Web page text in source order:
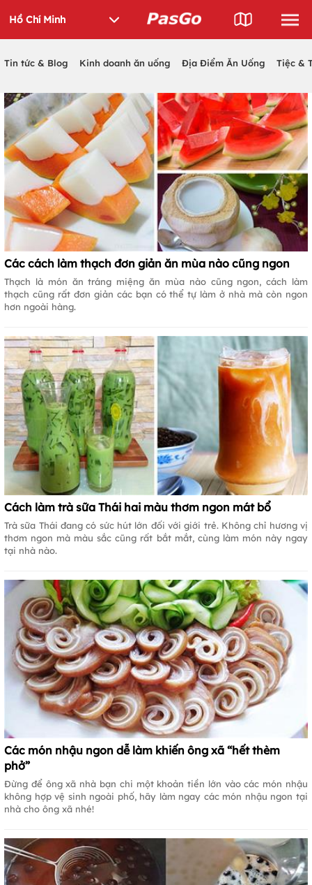
Tin tức & Blog Kinh doanh ăn uống Địa Điểm Ăn Uống Tiệc &
Các cách làm thạch đơn giản ăn mùa nào cũng ngon
Thạch là món ăn tráng miệng ăn mùa nào cũng ngon, cách làm
thạch cũng rất đơn giản các bạn có thể tự làm ở nhà mà còn ngon
hơn ngoài hàng.
Cách làm trà sữa Thái hai màu thơm ngon mát bổ
Trà sữa Thái đang có sức hút lớn đối với giới trẻ. Không chỉ hương vị
thơm ngon mà màu sắc cũng rất bắt mắt, cùng làm món này ngay
tại nhà nào.
Các món nhậu ngon dễ làm khiến ông xã “hết thèm
phở”
Đừng để ông xã nhà bạn chi một khoản tiền lớn vào các món nhậu
không hợp vệ sinh ngoài phố, hãy làm ngay các món nhậu ngon tại
nhà cho ông xã nhé!